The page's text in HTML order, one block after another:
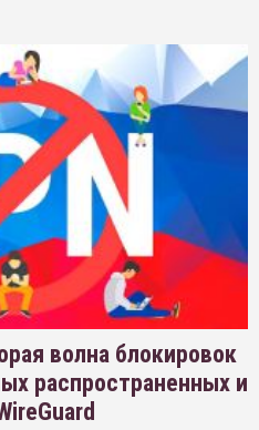
волна блокировок
распространенных и